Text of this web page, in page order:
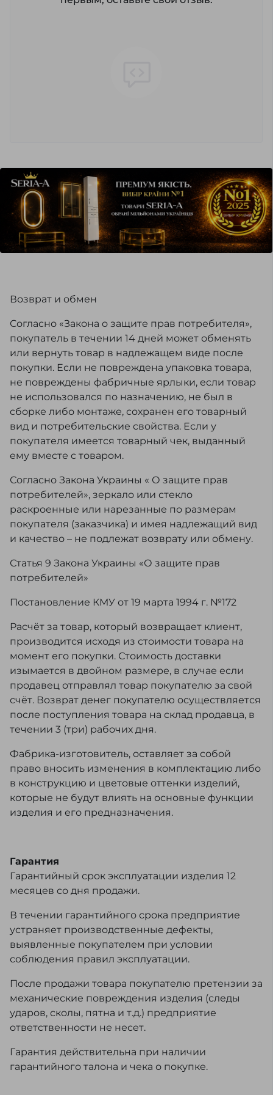
Возврат и обмен
Согласно «Закона о защите прав потребителя»,
покупатель в течении 14 дней может обменять
или вернуть товар в надлежащем виде после
покупки. Если не повреждена упаковка товара,
не повреждены фабричные ярлыки, если товар
не использовался по назначению, не был в
сборке либо монтаже, сохранен его товарный
вид и потребительские свойства. Если у
покупателя имеется товарный чек, выданный
ему вместе с товаром.
Согласно Закона Украины « О защите прав
потребителей», зеркало или стекло
раскроенные или нарезанные по размерам
покупателя (заказчика) и имея надлежащий вид
и качество – не подлежат возврату или обмену.
Статья 9 Закона Украины «О защите прав
потребителей»
Постановление КМУ от 19 марта 1994 г. №172
Расчёт за товар, который возвращает клиент,
производится исходя из стоимости товара на
момент его покупки. Стоимость доставки
изымается в двойном размере, в случае если
продавец отправлял товар покупателю за свой
счёт. Возврат денег покупателю осуществляется
после поступления товара на склад продавца, в
течении 3 (три) рабочих дня.
Фабрика-изготовитель, оставляет за собой
право вносить изменения в комплектацию либо
в конструкцию и цветовые оттенки изделий,
которые не будут влиять на основные функции
изделия и его предназначения.
Гарантия
Гарантийный срок эксплуатации изделия 12
месяцев со дня продажи.
В течении гарантийного срока предприятие
устраняет производственные дефекты,
выявленные покупателем при условии
соблюдения правил эксплуатации.
После продажи товара покупателю претензии за
механические повреждения изделия (следы
ударов, сколы, пятна и т.д.) предприятие
ответственности не несет.
Гарантия действительна при наличии
гарантийного талона и чека о покупке.